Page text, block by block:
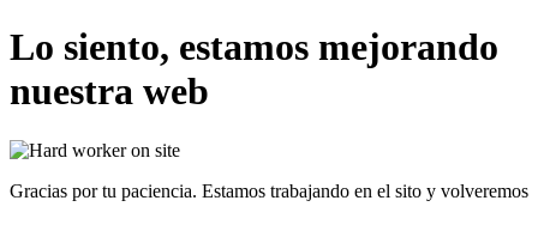
Lo siento, estamos mejorando
nuestra web
Gracias por tu paciencia. Estamos trabajando en el sito y volveremos